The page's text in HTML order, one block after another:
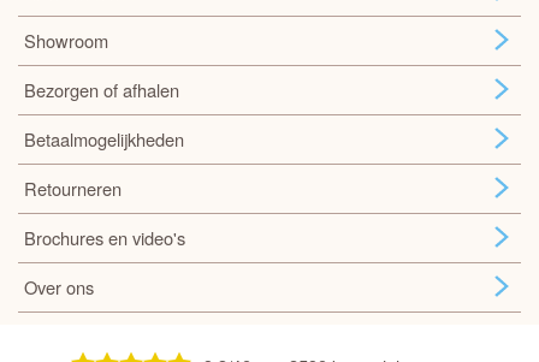
Showroom
Bezorgen of afhalen
Betaalmogelijkheden
Retourneren
Brochures en video's
Over ons